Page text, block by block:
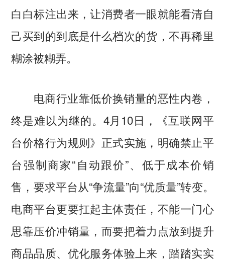
白白标注出来，让消费者一眼就能看清自
己买到的到底是什么档次的货，不再稀里
糊涂被糊弄。
电商行业靠低价换销量的恶性内卷，
终是难以为继的。4月10日，《互联网平
台价格行为规则》正式实施，明确禁止平
台强制商家“自动跟价”、低于成本价销
售，要求平台从“争流量”向“优质量”转变。
电商平台更要扛起主体责任，不能一门心
思靠压价冲销量，而要把着力点放到提升
商品品质、优化服务体验上来，踏踏实实